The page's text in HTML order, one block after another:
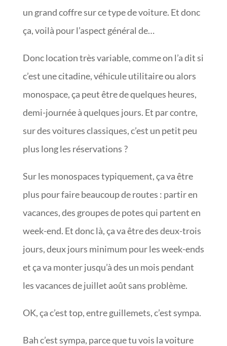
un grand coffre sur ce type de voiture. Et donc
ça, voilà pour l’aspect général de…
Donc location très variable, comme on l’a dit si
c’est une citadine, véhicule utilitaire ou alors
monospace, ça peut être de quelques heures,
demi-journée à quelques jours. Et par contre,
sur des voitures classiques, c’est un petit peu
plus long les réservations ?
Sur les monospaces typiquement, ça va être
plus pour faire beaucoup de routes : partir en
vacances, des groupes de potes qui partent en
week-end. Et donc là, ça va être des deux-trois
jours, deux jours minimum pour les week-ends
et ça va monter jusqu’à des un mois pendant
les vacances de juillet août sans problème.
OK, ça c’est top, entre guillemets, c’est sympa.
Bah c’est sympa, parce que tu vois la voiture